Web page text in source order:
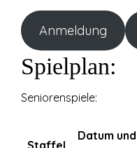
Anmeldung
Spielplan:
Seniorenspiele:
Staffel
Datum und